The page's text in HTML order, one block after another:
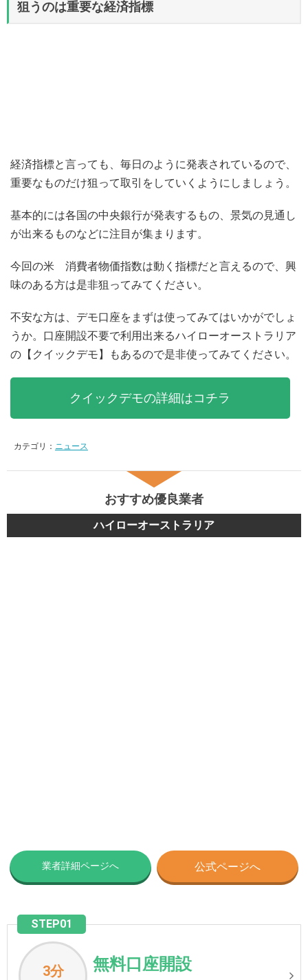
狙うのは重要な経済指標
経済指標と言っても、毎日のように発表されているので、
重要なものだけ狙って取引をしていくようにしましょう。
基本的には各国の中央銀行が発表するもの、景気の見通し
が出来るものなどに注目が集まります。
今回の米 消費者物価指数は動く指標だと言えるので、興
味のある方は是非狙ってみてください。
不安な方は、デモ口座をまずは使ってみてはいかがでしょ
うか。口座開設不要で利用出来るハイローオーストラリア
の【クイックデモ】もあるので是非使ってみてください。
クイックデモの詳細はコチラ
カテゴリ： ニュース
おすすめ優良業者
ハイローオーストラリア
業者詳細ページへ 公式ページへ
STEP01
3分 無料口座開設